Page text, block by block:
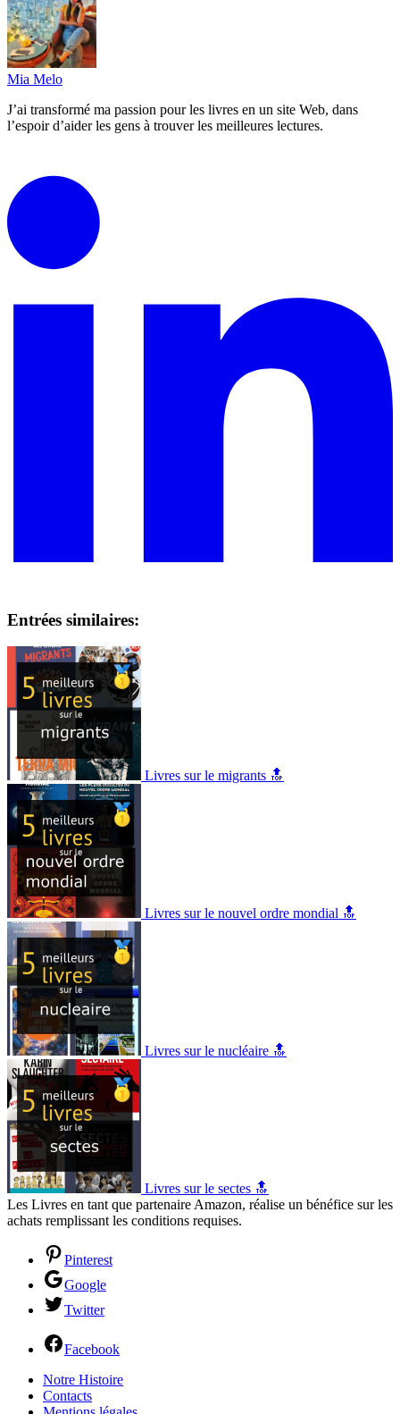
Mia Melo
J’ai transformé ma passion pour les livres en un site Web, dans
l’espoir d’aider les gens à trouver les meilleures lectures.
Entrées similaires:
Livres sur le migrants 🔝
Livres sur le nouvel ordre mondial 🔝
Livres sur le nucléaire 🔝
Livres sur le sectes 🔝
Les Livres en tant que partenaire Amazon, réalise un bénéfice sur les
achats remplissant les conditions requises.
Pinterest
Google
Twitter
Facebook
Notre Histoire
Contacts